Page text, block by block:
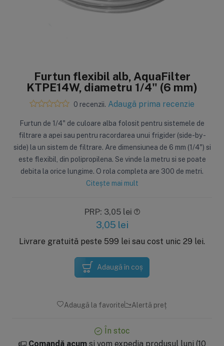
Furtun flexibil alb, AquaFilter
KTPE14W, diametru 1/4" (6 mm)
0 recenzii. Adaugă prima recenzie
Furtun de 1/4" de culoare alba folosit pentru sistemele de
filtrare a apei sau pentru racordarea unui frigider (side-by-
side) la un sistem de filtrare. Are dimensiunea de 6 mm (1/4") si
este flexibil, din polipropilena. Se vinde la metru si se poate
debita la orice lungime. O rola completa are 300 de metri.
Citește mai mult
PRP: 3,05 lei
3,05 lei
Livrare gratuită peste 599 lei sau cost unic 29 lei.
Adaugă în coș
Adaugă la favorite Alertă preț
În stoc
Comandă acumși vom expedia produsul luni (10